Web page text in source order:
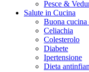
Pesce &
Salute in Cucina
Buona cucina
Celiachia
Colesterolo
Diabete
Ipertensione
Dieta